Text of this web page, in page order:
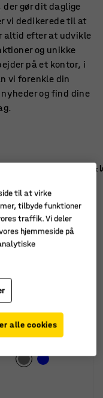
gør dit daglige
vi dedikerede til at
altid efter at udvikle
og unikke
på et kontor, i
vi forenkle din
og find dine
Reception &
Sortér
til at virke
tilbyde funktioner
traffik. Vi deler
hjemmeside på
alle cookies